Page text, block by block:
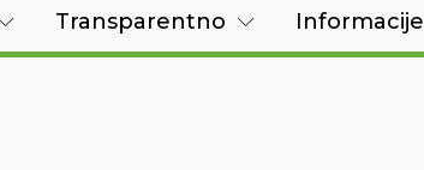
Transparentno Informacije